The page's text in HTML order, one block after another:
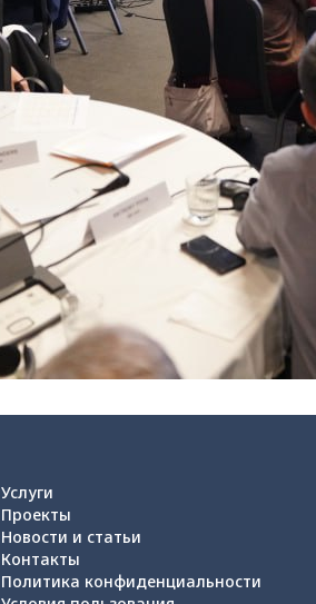
Услуги
Проекты
Новости и статьи
Контакты
Политика конфиденциальности